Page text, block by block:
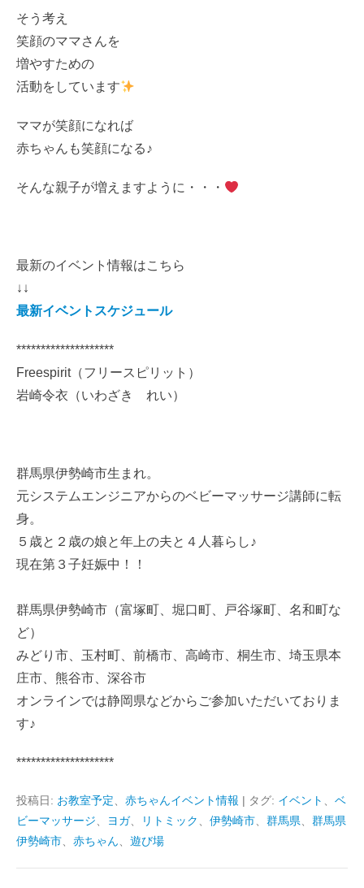
そう考え
笑顔のママさんを
増やすための
活動をしています
ママが笑顔になれば
赤ちゃんも笑顔になる♪
そんな親子が増えますように・・・
最新のイベント情報はこちら
↓↓
最新イベントスケジュール
********************
Freespirit（フリースピリット）
岩崎令衣（いわざき れい）
群馬県伊勢崎市生まれ。
元システムエンジニアからのベビーマッサージ講師に転
身。
５歳と２歳の娘と年上の夫と４人暮らし♪
現在第３子妊娠中！！
群馬県伊勢崎市（富塚町、堀口町、戸谷塚町、名和町な
ど）
みどり市、玉村町、前橋市、高崎市、桐生市、埼玉県本
庄市、熊谷市、深谷市
オンラインでは静岡県などからご参加いただいておりま
す♪
********************
投稿日: お教室予定 赤ちゃんイベント情報 | タグ: イベント
ベ
ビーマッサージ
ヨガ、 リトミック 伊勢崎市 群馬県
群馬県
伊勢崎市
赤ちゃん 遊び場